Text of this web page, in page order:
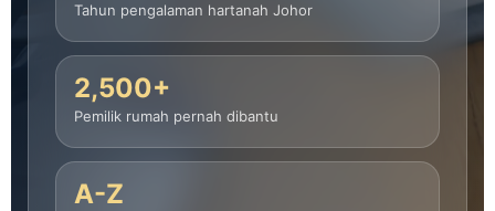
Tahun pengalaman hartanah Johor
2,500+
Pemilik rumah pernah dibantu
A-Z